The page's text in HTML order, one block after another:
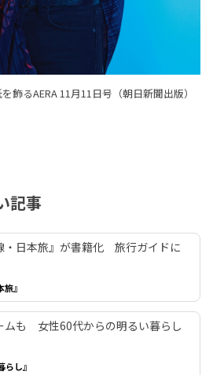
飾るAERA 11月11日号（朝日新聞出版）
記事
・日本旅』が書籍化 旅行ガイドに
』
ムも 女性60代からの明るい暮らし
らし』